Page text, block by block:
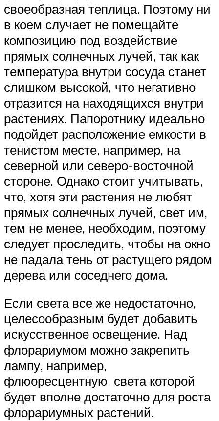
своеобразная теплица. Поэтому ни
в коем случает не помещайте
композицию под воздействие
прямых солнечных лучей, так как
температура внутри сосуда станет
слишком высокой, что негативно
отразится на находящихся внутри
растениях. Папоротнику идеально
подойдет расположение емкости в
тенистом месте, например, на
северной или северо-восточной
стороне. Однако стоит учитывать,
что, хотя эти растения не любят
прямых солнечных лучей, свет им,
тем не менее, необходим, поэтому
следует проследить, чтобы на окно
не падала тень от растущего рядом
дерева или соседнего дома.
Если света все же недостаточно,
целесообразным будет добавить
искусственное освещение. Над
флорариумом можно закрепить
лампу, например,
флюоресцентную, света которой
будет вполне достаточно для роста
флорариумных растений.